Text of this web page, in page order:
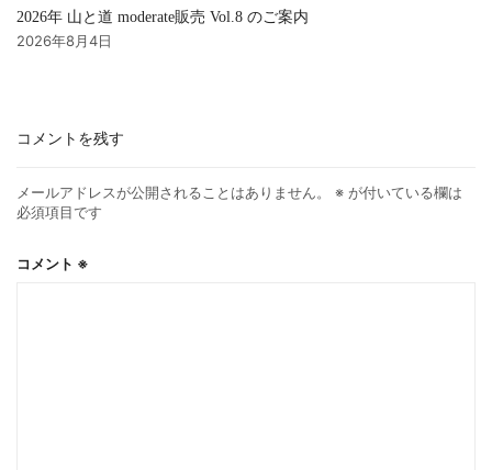
2026年 山と道 moderate販売 Vol.8 のご案内
2026年8月4日
コメントを残す
メールアドレスが公開されることはありません。 ※ が付いている欄は
必須項目です
コメント ※